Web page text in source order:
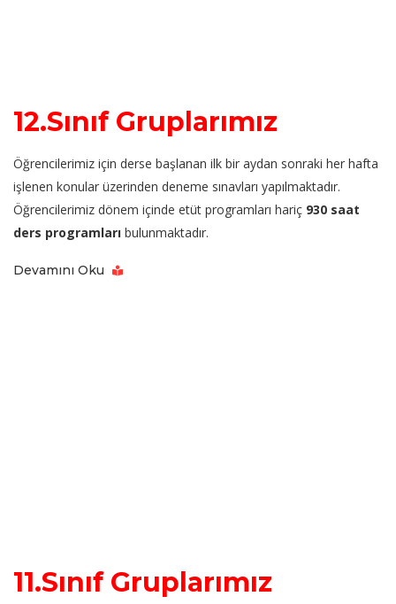
12.Sınıf Gruplarımız
Öğrencilerimiz için derse başlanan ilk bir aydan sonraki her hafta
işlenen konular üzerinden deneme sınavları yapılmaktadır.
Öğrencilerimiz dönem içinde etüt programları hariç 930 saat
ders programları bulunmaktadır.
Devamını Oku
11.Sınıf Gruplarımız